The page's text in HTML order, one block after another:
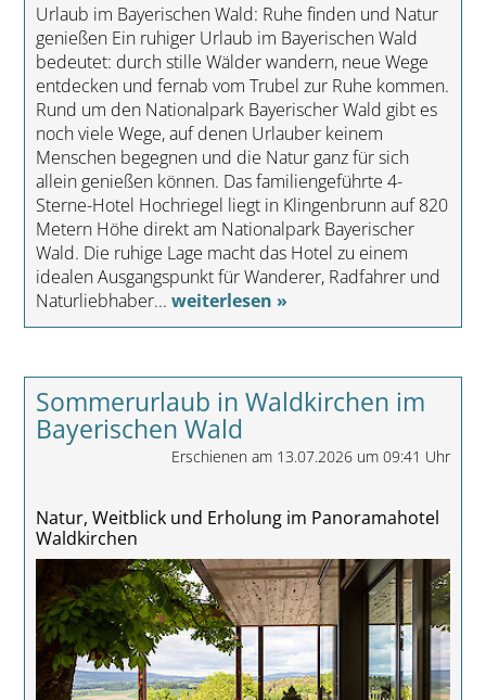
Urlaub im Bayerischen Wald: Ruhe finden und Natur
genießen Ein ruhiger Urlaub im Bayerischen Wald
bedeutet: durch stille Wälder wandern, neue Wege
entdecken und fernab vom Trubel zur Ruhe kommen.
Rund um den Nationalpark Bayerischer Wald gibt es
noch viele Wege, auf denen Urlauber keinem
Menschen begegnen und die Natur ganz für sich
allein genießen können. Das familiengeführte 4-
Sterne-Hotel Hochriegel liegt in Klingenbrunn auf 820
Metern Höhe direkt am Nationalpark Bayerischer
Wald. Die ruhige Lage macht das Hotel zu einem
idealen Ausgangspunkt für Wanderer, Radfahrer und
Naturliebhaber... weiterlesen »
Sommerurlaub in Waldkirchen im
Bayerischen Wald
Erschienen am 13.07.2026 um 09:41 Uhr
Natur, Weitblick und Erholung im Panoramahotel
Waldkirchen